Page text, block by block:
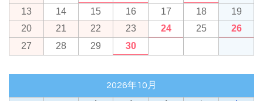
13
14 15 16 17 18
19
20
21 22 23 24 25
26
27
28 29 30
2026年10月